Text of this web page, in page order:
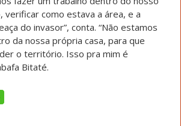
como estava a área, e a
do invasor”, conta. “Não estamos
da nossa própria casa, para que
o território. Isso pra mim é
Bitaté.